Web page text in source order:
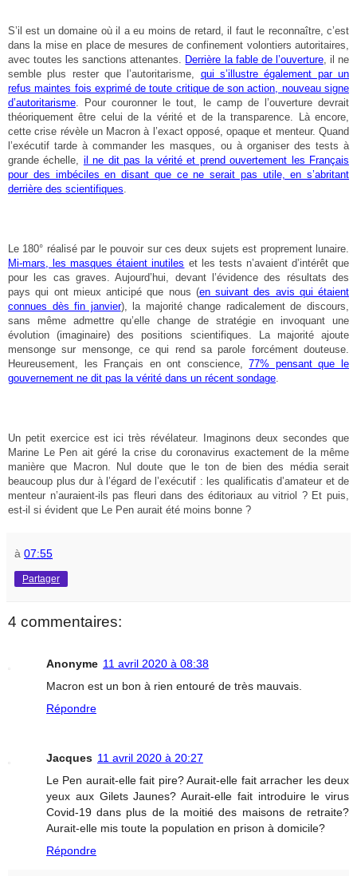
S’il est un domaine où il a eu moins de retard, il faut le reconnaître, c’est
dans la mise en place de mesures de confinement volontiers autoritaires,
avec toutes les sanctions attenantes. Derrière la fable de l’ouverture, il ne
semble plus rester que l’autoritarisme, qui s’illustre également par un
refus maintes fois exprimé de toute critique de son action, nouveau signe
d’autoritarisme. Pour couronner le tout, le camp de l’ouverture devrait
théoriquement être celui de la vérité et de la transparence. Là encore,
cette crise révèle un Macron à l’exact opposé, opaque et menteur. Quand
l’exécutif tarde à commander les masques, ou à organiser des tests à
grande échelle, il ne dit pas la vérité et prend ouvertement les Français
pour des imbéciles en disant que ce ne serait pas utile, en s’abritant
derrière des scientifiques.
Le 180° réalisé par le pouvoir sur ces deux sujets est proprement lunaire.
Mi-mars, les masques étaient inutiles et les tests n’avaient d’intérêt que
pour les cas graves. Aujourd’hui, devant l’évidence des résultats des
pays qui ont mieux anticipé que nous (en suivant des avis qui étaient
connues dès fin janvier), la majorité change radicalement de discours,
sans même admettre qu’elle change de stratégie en invoquant une
évolution (imaginaire) des positions scientifiques. La majorité ajoute
mensonge sur mensonge, ce qui rend sa parole forcément douteuse.
Heureusement, les Français en ont conscience,77% pensant que le
gouvernement ne dit pas la vérité dans un récent sondage.
Un petit exercice est ici très révélateur. Imaginons deux secondes que
Marine Le Pen ait géré la crise du coronavirus exactement de la même
manière que Macron. Nul doute que le ton de bien des média serait
beaucoup plus dur à l’égard de l’exécutif : les qualificatis d’amateur et de
menteur n’auraient-ils pas fleuri dans des éditoriaux au vitriol ? Et puis,
est-il si évident que Le Pen aurait été moins bonne ?
à 07:55
Partager
4 commentaires:
Anonyme 11 avril 2020 à 08:38
Macron est un bon à rien entouré de très mauvais.
Répondre
Jacques 11 avril 2020 à 20:27
Le Pen aurait-elle fait pire? Aurait-elle fait arracher les deux
yeux aux Gilets Jaunes? Aurait-elle fait introduire le virus
Covid-19 dans plus de la moitié des maisons de retraite?
Aurait-elle mis toute la population en prison à domicile?
Répondre